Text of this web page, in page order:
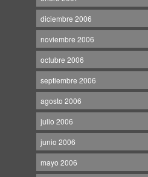
diciembre 2006
noviembre 2006
octubre 2006
septiembre 2006
agosto 2006
julio 2006
junio 2006
mayo 2006